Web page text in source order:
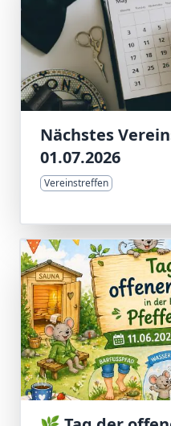
Nächstes
01.07.2026
Vereinstreffen